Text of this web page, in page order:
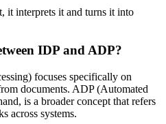
it interprets it and turns it into
IDP and ADP?
focuses specifically on
documents. ADP (Automated
is a broader concept that refers
across systems.